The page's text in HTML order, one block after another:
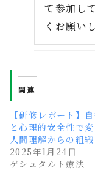
て参加し
くお願い
関連
【研修レポート】
と心理的安全性で変
人間理解からの組
2025年1月24日
ゲシュタルト療法